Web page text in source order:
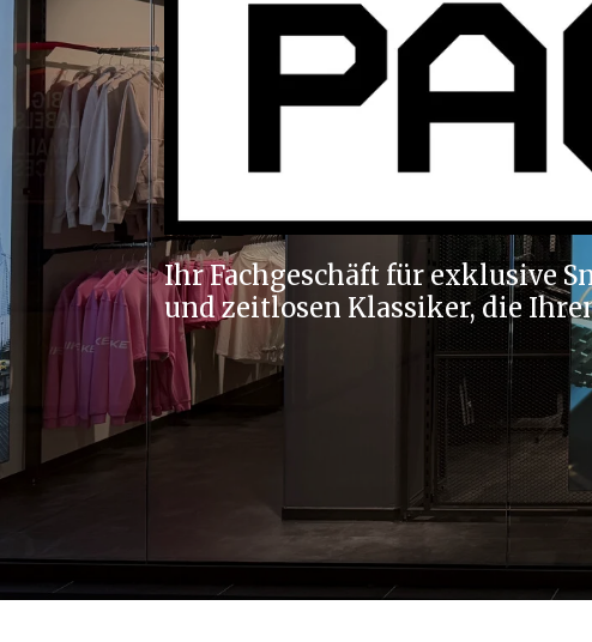
Ihr Fachgeschäft für exklusive
und zeitlosen Klassiker, die